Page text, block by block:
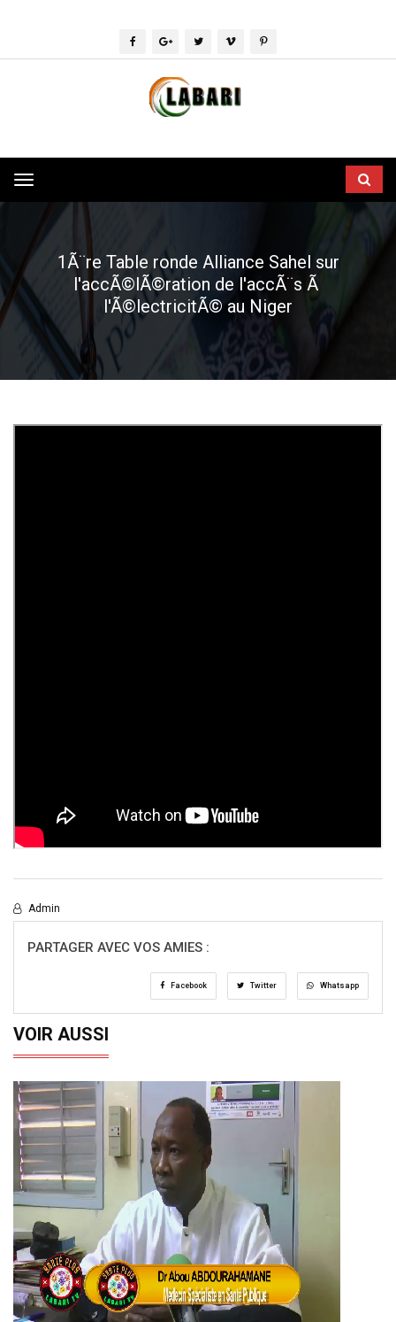
Toggle
navigation
1Ã¨re Table ronde Alliance Sahel sur
l'accÃ©lÃ©ration de l'accÃ¨s Ã
l'Ã©lectricitÃ© au Niger
Admin
PARTAGER AVEC VOS AMIES :
Facebook Twitter Whatsapp
VOIR AUSSI